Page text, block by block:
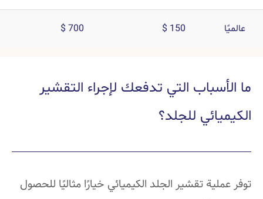
عالميًا 150 $
700 $
ما الأسباب التي تدفعك لإجراء التقشير
الكيميائي للجلد؟
توفر عملية تقشير الجلد الكيميائي خيارًا مثاليًا للحصول